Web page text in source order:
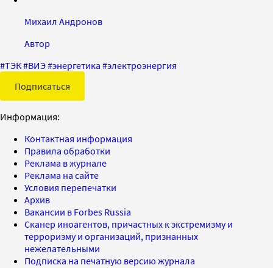
Михаил Андронов
Автор
#ТЭК#ВИЭ#энергетика #электроэнергия
Подписаться
Информация:
Контактная информация
Правила обработки
Реклама в журнале
Реклама на сайте
Условия перепечатки
Архив
Вакансии в Forbes Russia
Сканер иноагентов, причастных к экстремизму и
терроризму и организаций, признанных
нежелательными
Подписка на печатную версию журнала